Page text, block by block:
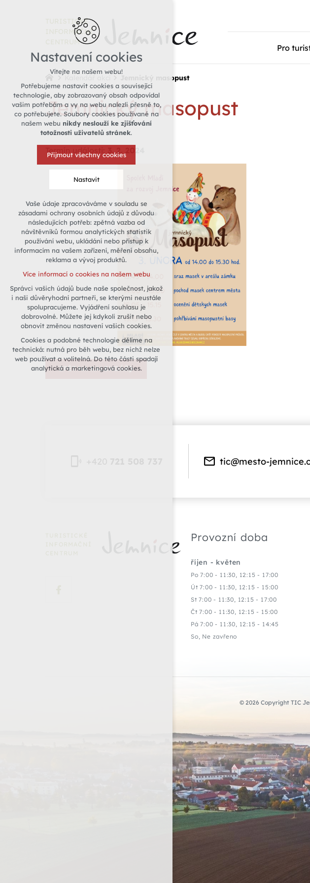
TURISTICKÉ
INFORMAČNÍ
CENTRUM
Pro
Jemnický masopust
Jemnický masopust
Termín události: 3. 2. 2024
ZPĚT NA KALENDÁŘ
tic@mesto-
Provozní doba
říjen - květen
Po 7:00 - 11:30, 12:15 - 17:00
Út 7:00 - 11:30, 12:15 - 15:00
St 7:00 - 11:30, 12:15 - 17:00
Čt 7:00 - 11:30, 12:15 - 15:00
Pá 7:00 - 11:30, 12:15 - 14:45
So, Ne zavřeno
© 2026 Copyright TIC
Nastavení cookies
Vítejte na našem webu!
Potřebujeme nastavit cookies a související
technologie, aby zobrazovaný obsah odpovídal
vašim potřebám a vy na webu nalezli přesně to,
co potřebujete. Soubory cookies používané na
našem webu nikdy neslouží ke zjišťování
totožnosti uživatelů stránek.
Přijmout všechny cookies
Nastavit
Technická cookies
nutná pro provozování webu
udržení kontextu stránek (session):
případná přihlášení, volby jazyka, apod.
Volitelná cookies
vyhodnocení návštěvnosti
marketingová cookies (Google)
Více informací o cookies na našem webu
Odmítnout vše
Vaše údaje zpracováváme v souladu se
zásadami ochrany osobních údajů z důvodu
následujících potřeb: zpětná vazba od
návštěvníků formou analytických statistik
používání webu, ukládání nebo přístup k
informacím na vašem zařízení, měření obsahu,
reklama a vývoj produktů.
Více informací o cookies na našem webu
Správci vašich údajů bude naše společnost, jakož
i naši důvěryhodní partneři, se kterými neustále
spolupracujeme. Vyjádření souhlasu je
dobrovolné. Můžete jej kdykoli zrušit nebo
obnovit změnou nastavení vašich cookies.
Cookies a podobné technologie dělíme na
technická: nutná pro běh webu, bez nichž nelze
web používat a volitelná. Do této části spadají
analytická a marketingová cookies.